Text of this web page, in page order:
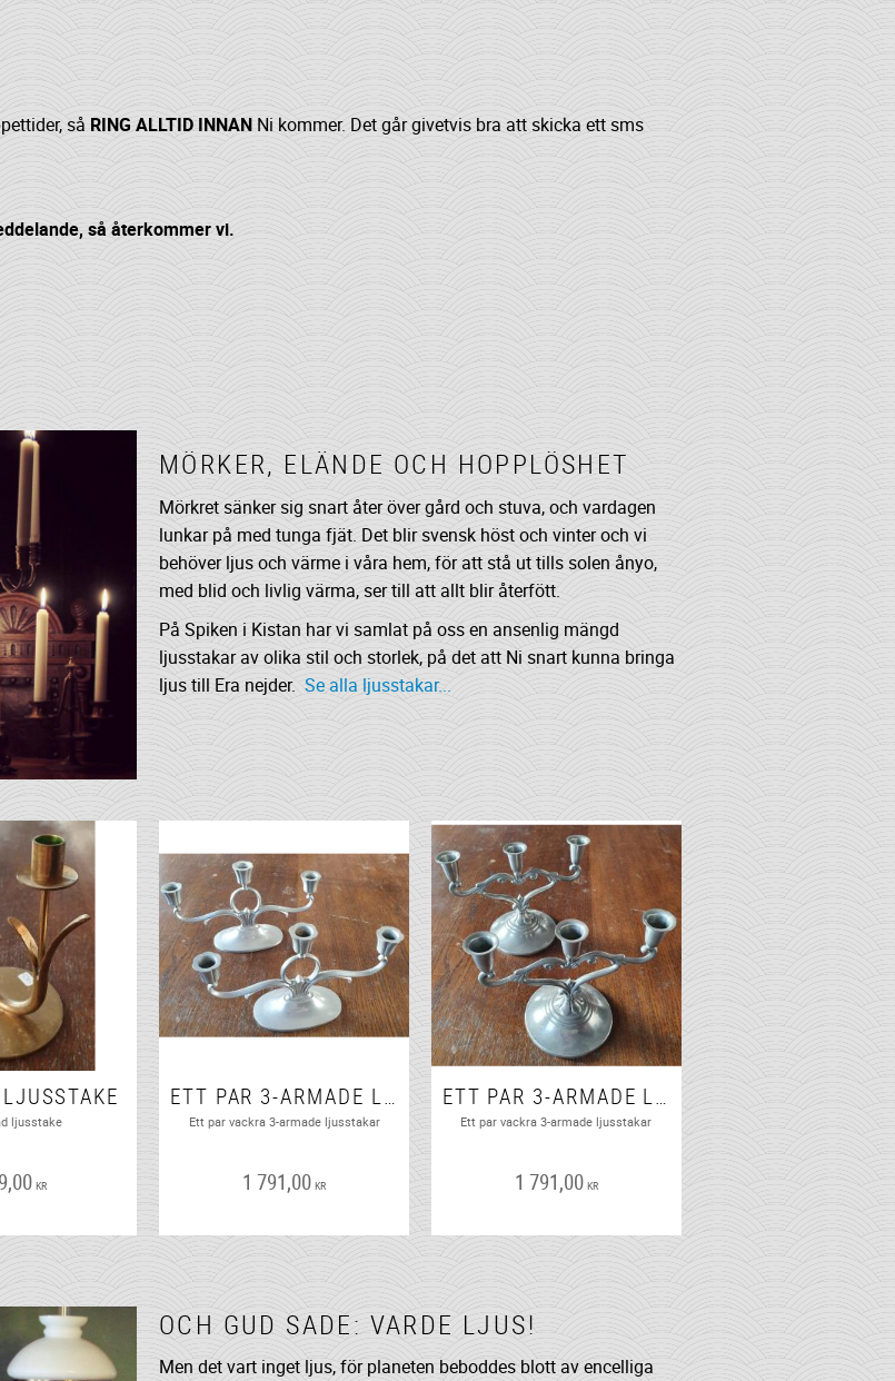
så RING ALLTID INNAN Ni kommer. Det går givetvis bra att skicka ett sms
så återkommer vi.
MÖRKER, ELÄNDE OCH HOPPLÖSHET
Mörkret sänker sig snart åter över gård och stuva, och vardagen
lunkar på med tunga fjät. Det blir svensk höst och vinter och vi
behöver ljus och värme i våra hem, för att stå ut tills solen ånyo,
med blid och livlig värma, ser till att allt blir återfött.
På Spiken i Kistan har vi samlat på oss en ansenlig mängd
ljusstakar av olika stil och storlek, på det att Ni snart kunna bringa
ljus till Era nejder. Se alla ljusstakar...
ljusstake
KR
ETT PAR 3-ARMADE LJUSSTAKAR
Ett par vackra 3-armade ljusstakar
1 791,00 KR
ETT PAR 3-ARMADE LJUSSTAKAR
Ett par vackra 3-armade ljusstakar
1 791,00 KR
OCH GUD SADE: VARDE LJUS!
Men det vart inget ljus, för planeten beboddes blott av encelliga